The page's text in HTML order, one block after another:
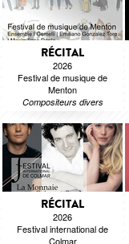
RÉCITAL
2026
Festival de musique de
Menton
Compositeurs divers
RÉCITAL
2026
Festival international de
Colmar